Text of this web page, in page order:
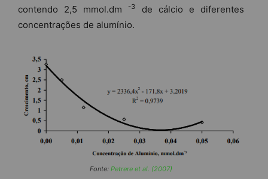
contendo 2,5 mmol.dm
-3
de cálcio e diferentes
concentrações de alumínio.
Fonte: Petrere et al. (2007)